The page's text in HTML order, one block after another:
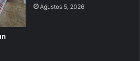
Ağustos 5, 2026